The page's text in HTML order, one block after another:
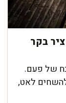
בלי ציר בקר
של פעם.
לאט,